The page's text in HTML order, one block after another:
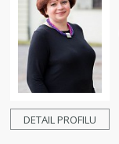
DETAIL PROFILU